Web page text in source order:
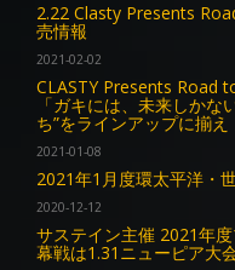
2.22 Clasty Presents
売情報
2021-02-02
CLASTY Presents Road
「ガキには、未来しかな
ち”をラインアップに揃
2021-01-08
2021年1月度環太平洋・
2020-12-12
サステイン主催 2021年
幕戦は1.31ニューピア大